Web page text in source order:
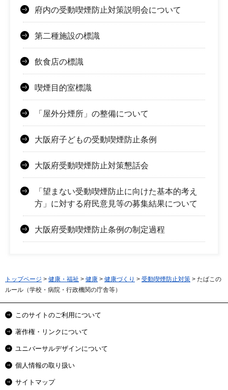
府内の受動喫煙防止対策説明会について
第二種施設の標識
飲食店の標識
喫煙目的室標識
「屋外分煙所」の整備について
大阪府子どもの受動喫煙防止条例
大阪府受動喫煙防止対策懇話会
「望まない受動喫煙防止に向けた基本的考え
方」に対する府民意見等の募集結果について
大阪府受動喫煙防止条例の制定過程
トップページ > 健康・福祉 > 健康 > 健康づくり > 受動喫煙防止対策 > たばこの
ルール（学校・病院・行政機関の庁舎等）
このサイトのご利用について
著作権・リンクについて
ユニバーサルデザインについて
個人情報の取り扱い
サイトマップ